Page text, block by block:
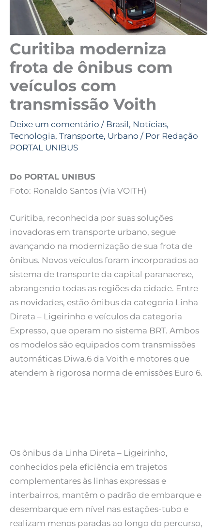
Curitiba moderniza
frota de ônibus com
veículos com
transmissão Voith
Deixe um comentário / Brasil, Notícias,
Tecnologia, Transporte, Urbano / Por Redação
PORTAL UNIBUS
Do PORTAL UNIBUS
Foto: Ronaldo Santos (Via VOITH)
Curitiba, reconhecida por suas soluções
inovadoras em transporte urbano, segue
avançando na modernização de sua frota de
ônibus. Novos veículos foram incorporados ao
sistema de transporte da capital paranaense,
abrangendo todas as regiões da cidade. Entre
as novidades, estão ônibus da categoria Linha
Direta – Ligeirinho e veículos da categoria
Expresso, que operam no sistema BRT. Ambos
os modelos são equipados com transmissões
automáticas Diwa.6 da Voith e motores que
atendem à rigorosa norma de emissões Euro 6.
Os ônibus da Linha Direta – Ligeirinho,
conhecidos pela eficiência em trajetos
complementares às linhas expressas e
interbairros, mantêm o padrão de embarque e
desembarque em nível nas estações-tubo e
realizam menos paradas ao longo do percurso,